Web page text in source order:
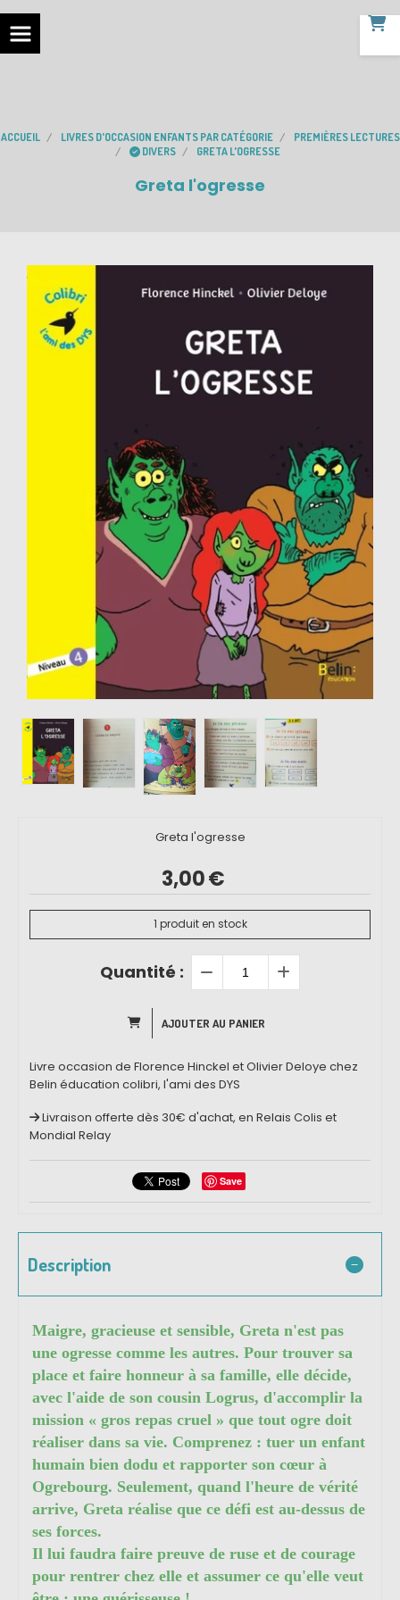
ACCUEIL LIVRES D'OCCASION ENFANTS PAR CATÉGORIE
PREMIÈRES LECTURES
DIVERS
GRETA L'OGRESSE
Greta l'ogresse
Greta l'ogresse
3,00€
1 produit en stock
Quantité :
AJOUTER AU PANIER
Livre occasion de Florence Hinckel et Olivier Deloye chez
Belin éducation colibri, l'ami des DYS
Livraison offerte dès 30€ d'achat, en Relais Colis et
Mondial Relay
Save
Description
Maigre, gracieuse et sensible, Greta n'est pas
une ogresse comme les autres. Pour trouver sa
place et faire honneur à sa famille, elle décide,
avec l'aide de son cousin Logrus, d'accomplir la
mission « gros repas cruel » que tout ogre doit
réaliser dans sa vie. Comprenez : tuer un enfant
humain bien dodu et rapporter son cœur à
Ogrebourg. Seulement, quand l'heure de vérité
arrive, Greta réalise que ce défi est au-dessus de
ses forces.
Il lui faudra faire preuve de ruse et de courage
pour rentrer chez elle et assumer ce qu'elle veut